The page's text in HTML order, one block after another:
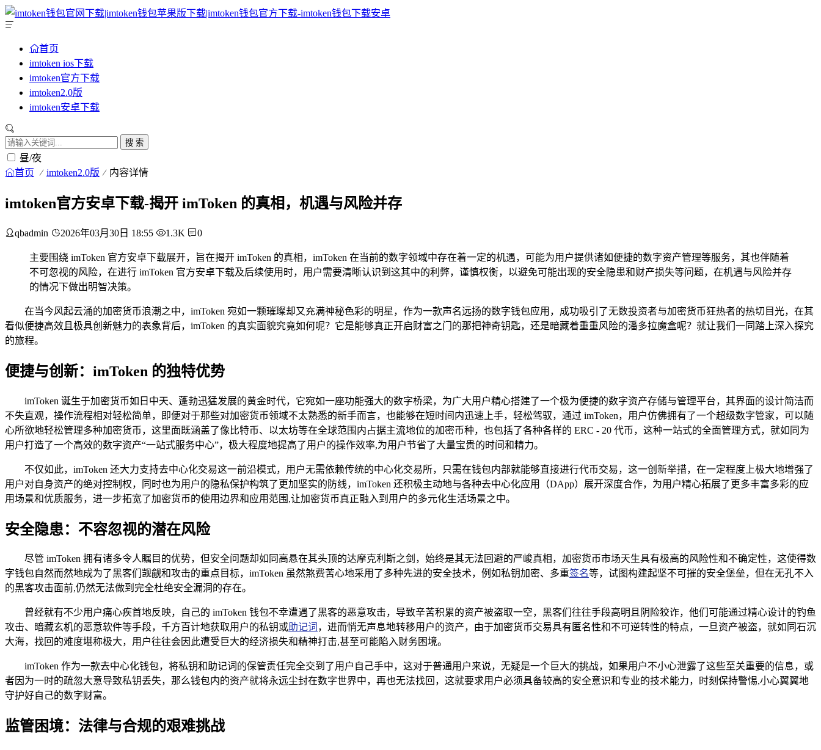
首页
imtoken ios下载
imtoken官方下载
imtoken2.0版
imtoken安卓下载
搜 索
昼/夜
首页 imtoken2.0版 内容详情
imtoken官方安卓下载-揭开 imToken 的真相，机遇与风险并存
qbadmin 2026年03月30日 18:55 1.3K 0
主要围绕 imToken 官方安卓下载展开，旨在揭开 imToken 的真相，imToken 在当前的数字领域中存在着一定的机遇，可能为用户提供诸如便捷的数字资产管理等服务，其也伴随着
不可忽视的风险，在进行 imToken 官方安卓下载及后续使用时，用户需要清晰认识到这其中的利弊，谨慎权衡，以避免可能出现的安全隐患和财产损失等问题，在机遇与风险并存
的情况下做出明智决策。
在当今风起云涌的加密货币浪潮之中，imToken 宛如一颗璀璨却又充满神秘色彩的明星，作为一款声名远扬的数字钱包应用，成功吸引了无数投资者与加密货币狂热者的热切目光，在其
看似便捷高效且极具创新魅力的表象背后，imToken 的真实面貌究竟如何呢？它是能够真正开启财富之门的那把神奇钥匙，还是暗藏着重重风险的潘多拉魔盒呢？就让我们一同踏上深入探究
的旅程。
便捷与创新：imToken 的独特优势
imToken 诞生于加密货币如日中天、蓬勃迅猛发展的黄金时代，它宛如一座功能强大的数字桥梁，为广大用户精心搭建了一个极为便捷的数字资产存储与管理平台，其界面的设计简洁而
不失直观，操作流程相对轻松简单，即便对于那些对加密货币领域不太熟悉的新手而言，也能够在短时间内迅速上手，轻松驾驭，通过 imToken，用户仿佛拥有了一个超级数字管家，可以随
心所欲地轻松管理多种加密货币，这里面既涵盖了像比特币、以太坊等在全球范围内占据主流地位的加密币种，也包括了各种各样的 ERC - 20 代币，这种一站式的全面管理方式，就如同为
用户打造了一个高效的数字资产“一站式服务中心”，极大程度地提高了用户的操作效率,为用户节省了大量宝贵的时间和精力。
不仅如此，imToken 还大力支持去中心化交易这一前沿模式，用户无需依赖传统的中心化交易所，只需在钱包内部就能够直接进行代币交易，这一创新举措，在一定程度上极大地增强了
用户对自身资产的绝对控制权，同时也为用户的隐私保护构筑了更加坚实的防线，imToken 还积极主动地与各种去中心化应用（DApp）展开深度合作，为用户精心拓展了更多丰富多彩的应
用场景和优质服务，进一步拓宽了加密货币的使用边界和应用范围,让加密货币真正融入到用户的多元化生活场景之中。
安全隐患：不容忽视的潜在风险
尽管 imToken 拥有诸多令人瞩目的优势，但安全问题却如同高悬在其头顶的达摩克利斯之剑，始终是其无法回避的严峻真相，加密货币市场天生具有极高的风险性和不确定性，这使得数
字钱包自然而然地成为了黑客们觊觎和攻击的重点目标，imToken 虽然煞费苦心地采用了多种先进的安全技术，例如私钥加密、多重签名等，试图构建起坚不可摧的安全堡垒，但在无孔不入
的黑客攻击面前,仍然无法做到完全杜绝安全漏洞的存在。
曾经就有不少用户痛心疾首地反映，自己的 imToken 钱包不幸遭遇了黑客的恶意攻击，导致辛苦积累的资产被盗取一空，黑客们往往手段高明且阴险狡诈，他们可能通过精心设计的钓鱼
攻击、暗藏玄机的恶意软件等手段，千方百计地获取用户的私钥或助记词 ，进而悄无声息地转移用户的资产，由于加密货币交易具有匿名性和不可逆转性的特点，一旦资产被盗，就如同石沉
大海，找回的难度堪称极大，用户往往会因此遭受巨大的经济损失和精神打击,甚至可能陷入财务困境。
imToken 作为一款去中心化钱包，将私钥和助记词的保管责任完全交到了用户自己手中，这对于普通用户来说，无疑是一个巨大的挑战，如果用户不小心泄露了这些至关重要的信息，或
者因为一时的疏忽大意导致私钥丢失，那么钱包内的资产就将永远尘封在数字世界中，再也无法找回，这就要求用户必须具备较高的安全意识和专业的技术能力，时刻保持警惕,小心翼翼地
守护好自己的数字财富。
监管困境：法律与合规的艰难挑战